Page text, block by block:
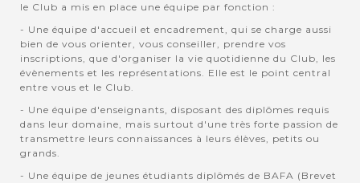
le Club a mis en place une équipe par fonction :
- Une équipe d'accueil et encadrement, qui se charge aussi
bien de vous orienter, vous conseiller, prendre vos
inscriptions, que d'organiser la vie quotidienne du Club, les
évènements et les représentations. Elle est le point central
entre vous et le Club.
- Une équipe d'enseignants, disposant des diplômes requis
dans leur domaine, mais surtout d'une très forte passion de
transmettre leurs connaissances à leurs élèves, petits ou
grands.
- Une équipe de jeunes étudiants diplômés de BAFA (Brevet